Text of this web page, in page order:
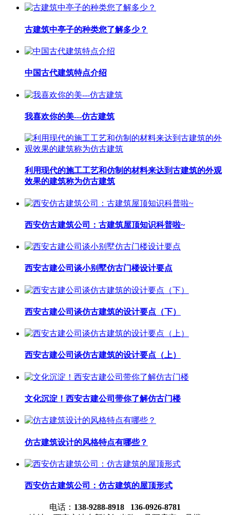
古建筑中亭子的种类您了解多少？
中国古代建筑特点介绍
我喜欢你的美---仿古建筑
利用现代的施工工艺和仿制的材料来达到古建筑的外观
效果的建筑称为仿古建筑
西安仿古建筑公司：古建筑屋顶知识科普啦~
西安古建公司谈小别墅仿古门楼设计要点
西安古建公司谈仿古建筑的设计要点（下）
西安古建公司谈仿古建筑的设计要点（上）
文化沉淀！西安古建公司带你了解仿古门楼
仿古建筑设计的风格特点有哪些？
西安仿古建筑公司：仿古建筑的屋顶形式
电话： 138-9288-8918 136-0926-8781